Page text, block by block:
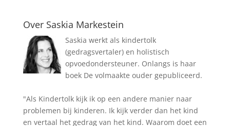
Over Saskia Markestein
Saskia werkt als kindertolk
(gedragsvertaler) en holistisch
opvoedondersteuner. Onlangs is haar
boek De volmaakte ouder gepubliceerd.
"Als Kindertolk kijk ik op een andere manier naar
problemen bij kinderen. Ik kijk verder dan het kind
en vertaal het gedrag van het kind. Waarom doet een